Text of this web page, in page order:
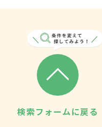
検索フォームに戻る